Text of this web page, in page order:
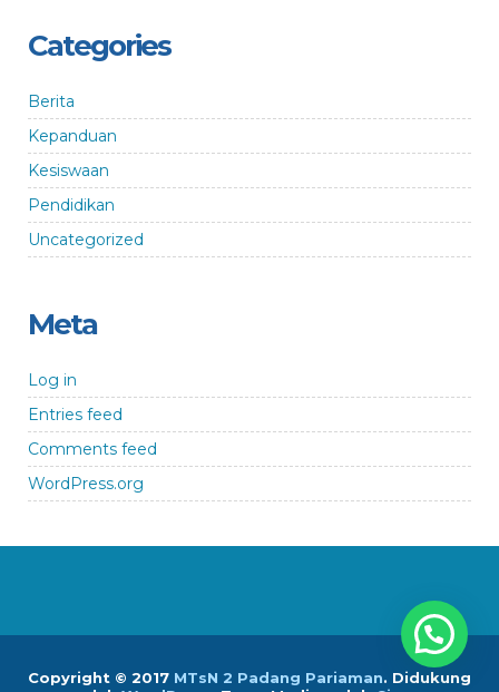
Categories
Berita
Kepanduan
Kesiswaan
Pendidikan
Uncategorized
Meta
Log in
Entries feed
Comments feed
WordPress.org
Copyright © 2017 MTsN 2 Padang Pariaman. Didukung